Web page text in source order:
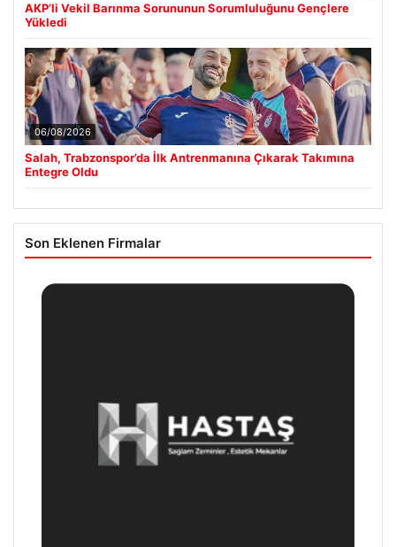
AKP’li Vekil Barınma Sorununun Sorumluluğunu Gençlere
Yükledi
06/08/2026
Salah, Trabzonspor’da İlk Antrenmanına Çıkarak Takımına
Entegre Oldu
Son Eklenen Firmalar